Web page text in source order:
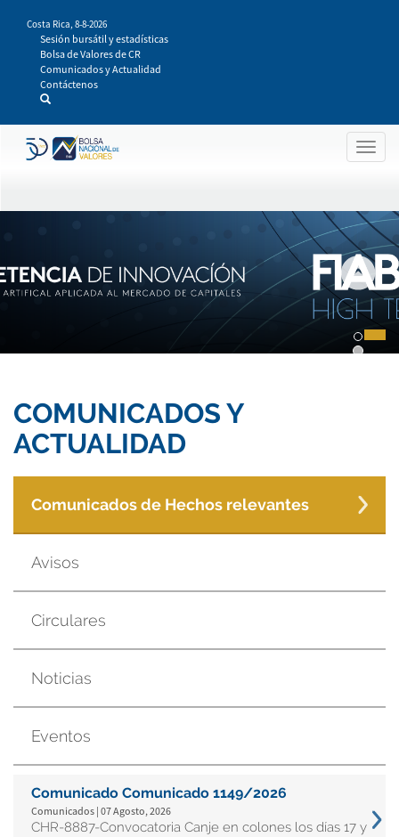
contenido
principal
Costa Rica, 8-8-2026
Sesión bursátil y estadísticas
Bolsa de Valores de CR
Comunicados y Actualidad
Contáctenos
COMUNICADOS Y
ACTUALIDAD
Comunicados de Hechos relevantes
Avisos
Circulares
Noticias
Eventos
Comunicado Comunicado 1149/2026
Comunicados | 07 Agosto, 2026
CHR-8887-Convocatoria Canje en colones los días 17 y